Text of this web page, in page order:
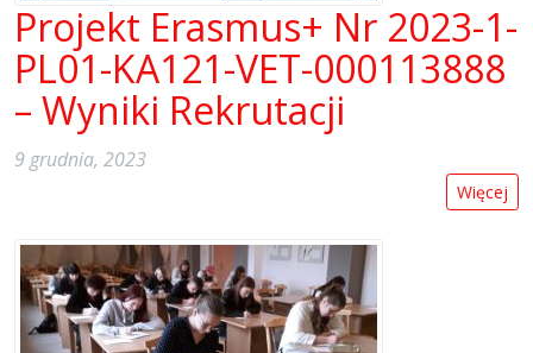
Projekt Erasmus+ Nr 2023-1-
PL01-KA121-VET-000113888
– Wyniki Rekrutacji
9 grudnia, 2023
Więcej